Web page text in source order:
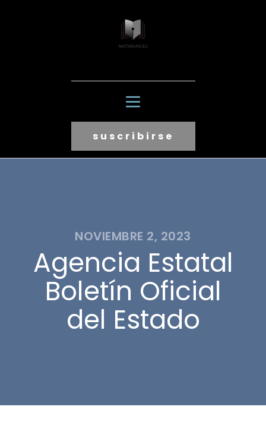
suscribirse
NOVIEMBRE 2, 2023
Agencia Estatal
Boletín Oficial
del Estado